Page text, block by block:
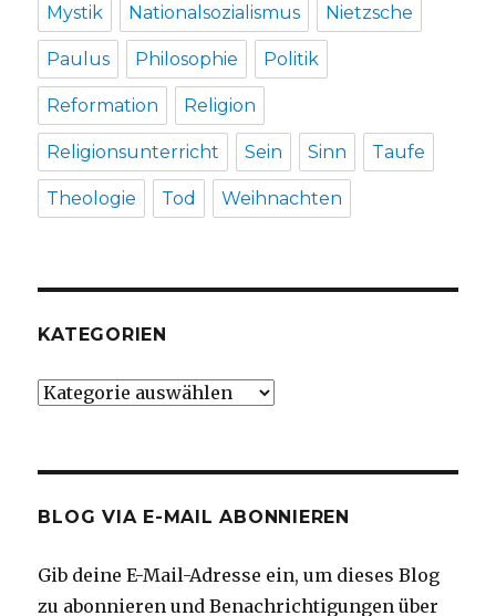
Mystik Nationalsozialismus Nietzsche
Paulus Philosophie Politik
Reformation Religion
Religionsunterricht Sein Sinn Taufe
Theologie Tod Weihnachten
KATEGORIEN
Kategorien
BLOG VIA E-MAIL ABONNIEREN
Gib deine E-Mail-Adresse ein, um dieses Blog
zu abonnieren und Benachrichtigungen über